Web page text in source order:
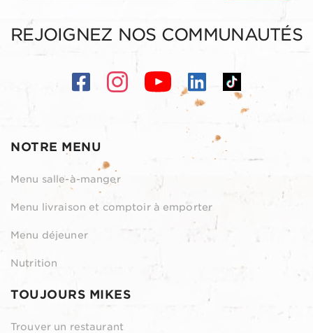
NOTRE MENU
Menu salle-à-manger
Menu livraison et comptoir à emporter
Menu déjeuner
Nutrition
TOUJOURS MIKES
Trouver un restaurant
REJOIGNEZ NOS COMMUNAUTÉS